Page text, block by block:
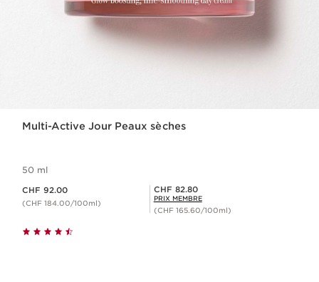
Multi-Active Jour Peaux sèches
50 ml
CHF 92.00
(CHF 184.00/100ml)
Prix Sérénité CHF 82.80
CHF 82.80
PRIX MEMBRE
(CHF 165.60/100ml)